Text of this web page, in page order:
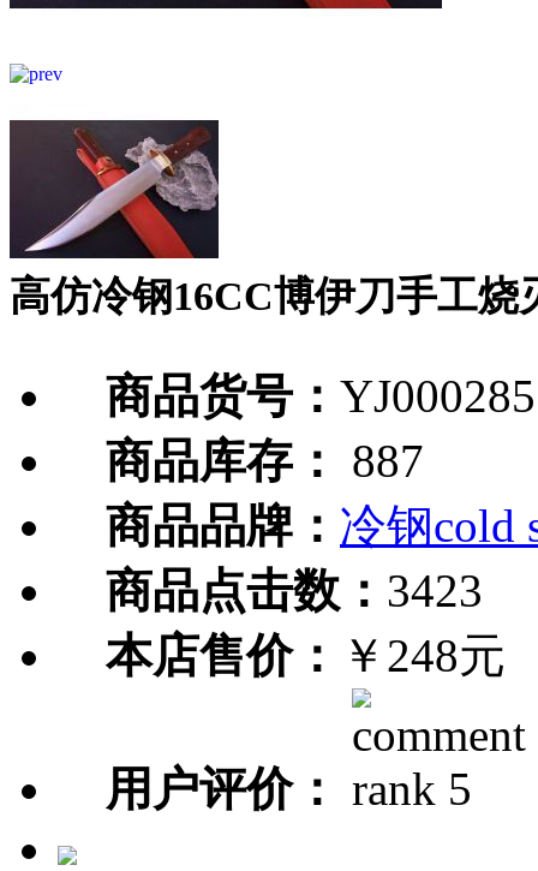
高仿冷钢16CC博伊刀手工烧
商品货号： YJ000285
商品库存：
887
商品品牌： 冷钢cold
商品点击数： 3423
本店售价： ￥248元
用户评价：